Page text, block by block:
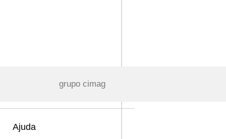
grupo cimag
Ajuda